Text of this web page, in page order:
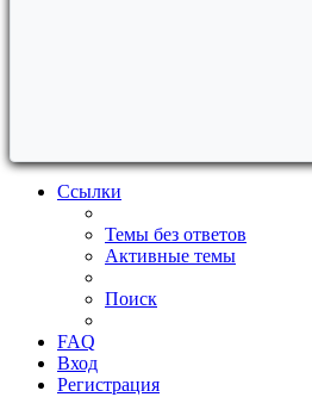
Ссылки
Темы без ответов
Активные темы
Поиск
FAQ
Вход
Регистрация